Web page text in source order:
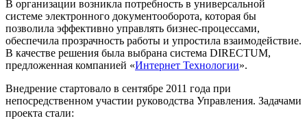
В организации возникла потребность в универсальной
системе электронного документооборота, которая бы
позволила эффективно управлять бизнес-процессами,
обеспечила прозрачность работы и упростила взаимодействие.
В качестве решения была выбрана система DIRECTUM,
предложенная компанией «Интернет Технологии».
Внедрение стартовало в сентябре 2011 года при
непосредственном участии руководства Управления. Задачами
проекта стали: